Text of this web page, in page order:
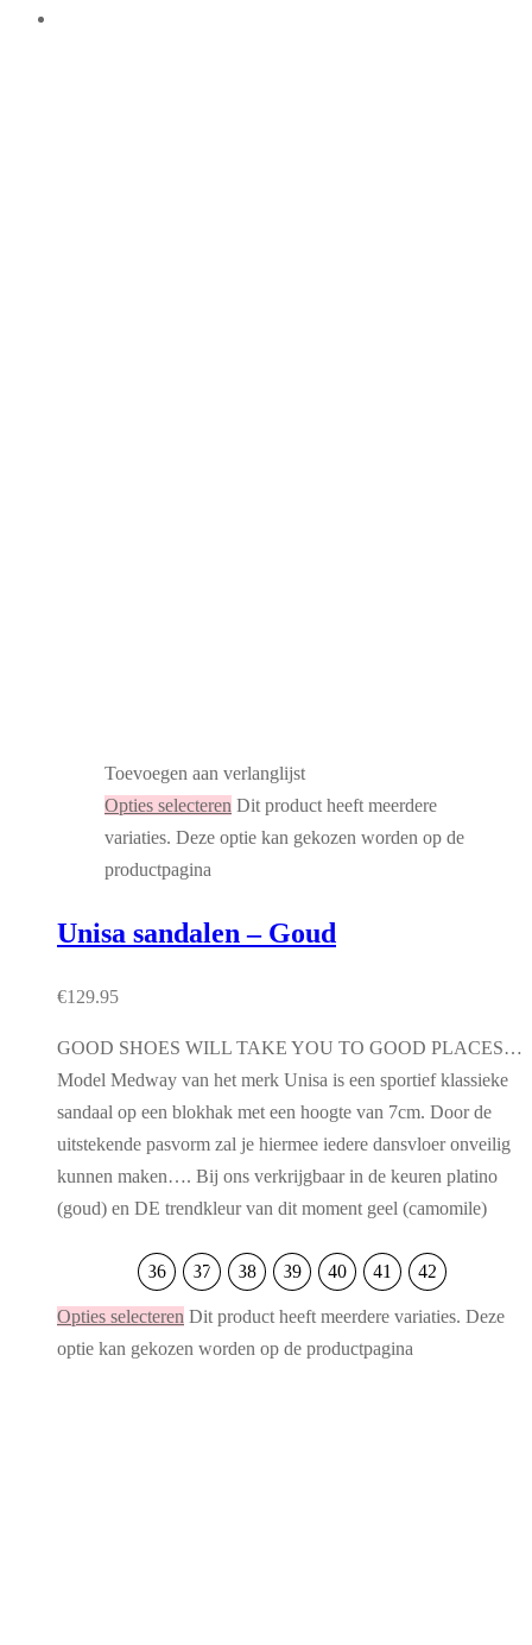
Toevoegen aan verlanglijst
Opties selecteren Dit product heeft meerdere
variaties. Deze optie kan gekozen worden op de
productpagina
Unisa sandalen – Goud
€129.95
GOOD SHOES WILL TAKE YOU TO GOOD PLACES…
Model Medway van het merk Unisa is een sportief klassieke
sandaal op een blokhak met een hoogte van 7cm. Door de
uitstekende pasvorm zal je hiermee iedere dansvloer onveilig
kunnen maken…. Bij ons verkrijgbaar in de keuren platino
(goud) en DE trendkleur van dit moment geel (camomile)
36 37 38 39 40 41 42
Opties selecteren Dit product heeft meerdere variaties. Deze
optie kan gekozen worden op de productpagina